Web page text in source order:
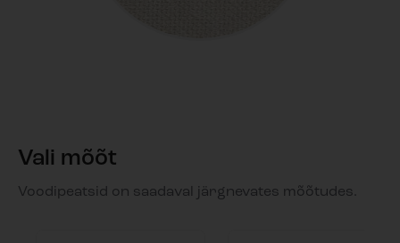
Vali mõõt
Voodipeatsid on saadaval järgnevates mõõtudes.